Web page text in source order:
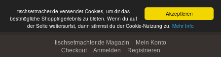
Akzeptieren
tischsetmacher.de verwendet Cookies, um dir das
bestmögliche Shoppingerlebnis zu bieten. Wenn du auf
der Seite weitersurfst, dann stimmst du der Cookie-Nutzung zu. Mehr Info
tischsetmachter.de Magazin
Mein Konto
Checkout
Anmelden Registrieren